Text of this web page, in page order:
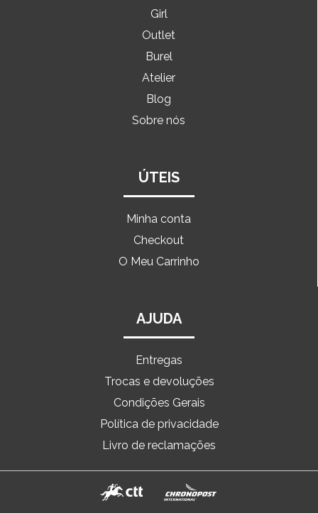
Girl
Outlet
Burel
Atelier
Blog
Sobre nós
ÚTEIS
Minha conta
Checkout
O Meu Carrinho
AJUDA
Entregas
Trocas e devoluções
Condições Gerais
Política de privacidade
Livro de reclamações